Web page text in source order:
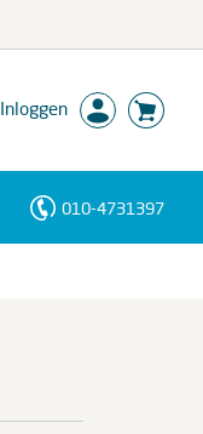
Inloggen
010-4731397